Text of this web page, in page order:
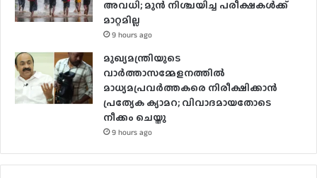
അവധി; മുൻ നിശ്ചയിച്ച പരീക്ഷകൾക്ക്
മാറ്റമില്ല
9 hours ago
മുഖ്യമന്ത്രിയുടെ
വാർത്താസമ്മേളനത്തിൽ
മാധ്യമപ്രവർത്തകരെ നിരീക്ഷിക്കാൻ
പ്രത്യേക ക്യാമറ; വിവാദമായതോടെ
നീക്കം ചെയ്തു
9 hours ago